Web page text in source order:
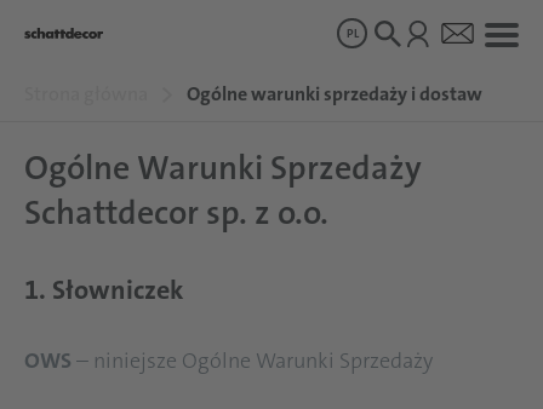
Produkty
O nas
Zrównoważony rozwój
PL
Ogólne warunki sprzedaży i dostaw
Ogólne Warunki Sprzedaży
Schattdecor sp. z o.o.
1. Słowniczek
OWS – niniejsze Ogólne Warunki Sprzedaży